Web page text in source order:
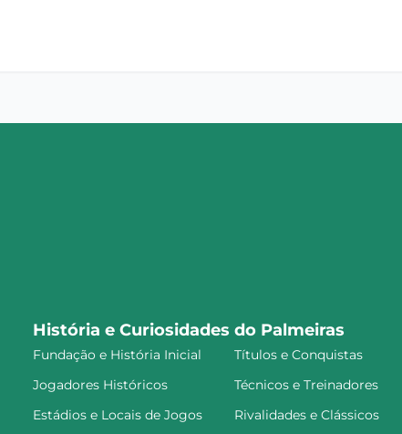
História e Curiosidades do Palmeiras
Fundação e História Inicial
Títulos e Conquistas
Jogadores Históricos
Técnicos e Treinadores
Estádios e Locais de Jogos
Rivalidades e Clássicos